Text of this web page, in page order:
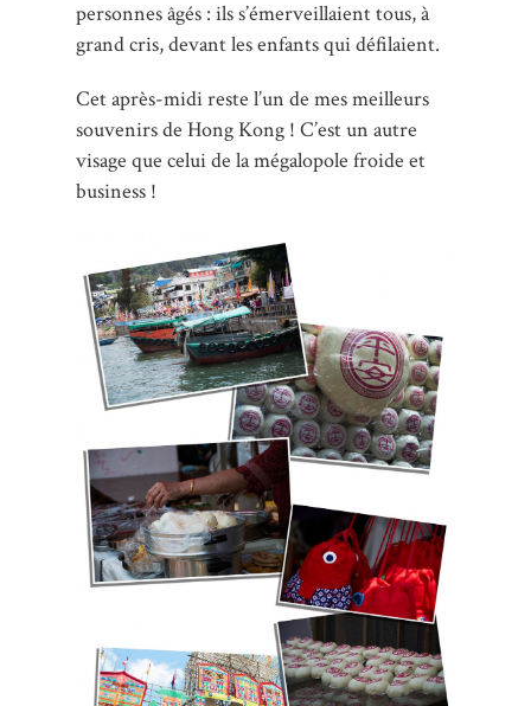
personnes âgés : ils s’émerveillaient tous, à
grand cris, devant les enfants qui défilaient.
Cet après-midi reste l’un de mes meilleurs
souvenirs de Hong Kong ! C’est un autre
visage que celui de la mégalopole froide et
business !